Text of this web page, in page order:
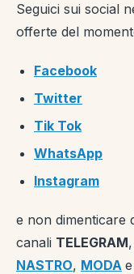
Seguici sui social
offerte del
Facebook
Twitter
Tik Tok
WhatsApp
Instagram
e non dimenticare
canali TELEGRAM,
NASTRO, MODA e